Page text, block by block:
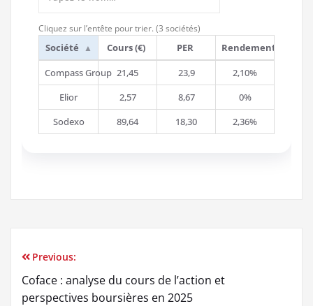
Cliquez sur l’entête pour trier. (3 sociétés)
Société ▲ Cours (€) PER
Rendement
Compass Group 21,45 23,9
2,10%
Elior
2,57 8,67
0%
Sodexo
89,64 18,30 2,36%
Navigation
de
Previous:
Coface : analyse du cours de l’action et
perspectives boursières en 2025